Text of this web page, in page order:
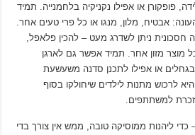
פופקורן או אפילו נקניקיה בלחמנייה. תמיד
אבטיח, מלון, מנגו או כל פרי טעים אחר.
ניתן לשדרג מעט – להכין פלאפל,
מוצר מזון אחר. תמיד אפשר גם לארגן
בגחלים או אפילו לתכנן סדנה משעשעת
לרכוש מתנות לילדים שיחולקו בסוף
למשתתפים.
כדי ליהנות ממוסיקה טובה, ממש אין צורך בדי